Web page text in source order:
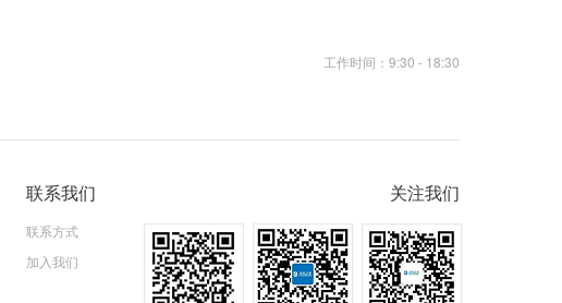
工作时间：9:30 - 18:30
联系我们
联系方式
加入我们
关注我们